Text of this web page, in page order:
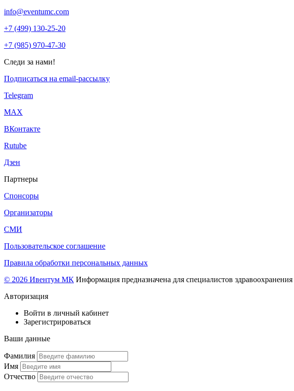
info@eventumc.com
+7 (499) 130-25-20
+7 (985) 970-47-30
Следи за нами!
Подписаться на email-рассылку
Telegram
МАХ
ВКонтакте
Rutube
Дзен
Партнеры
Спонсоры
Организаторы
СМИ
Пользовательское соглашение
Правила обработки персональных данных
© 2026 Ивентум МК Информация предназначена для специалистов здравоохранения
Авторизация
Войти в личный кабинет
Зарегистрироваться
Ваши данные
Фамилия
Имя
Отчество